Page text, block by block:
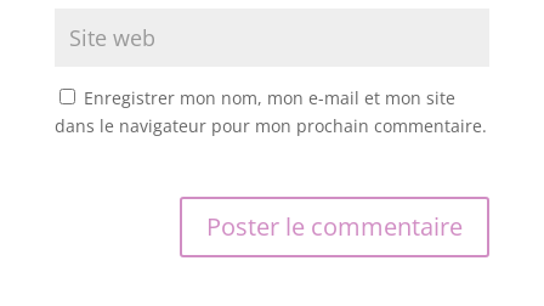
Enregistrer mon nom, mon e-mail et mon site
dans le navigateur pour mon prochain commentaire.